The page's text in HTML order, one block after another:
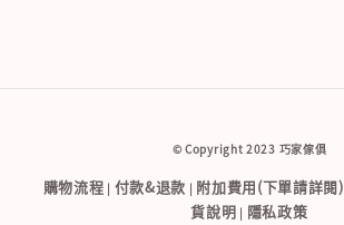
© Copyright 2023 巧家傢俱
購物流程 | 付款&退款 | 附加費用(下單請詳閱)
貨說明 | 隱私政策